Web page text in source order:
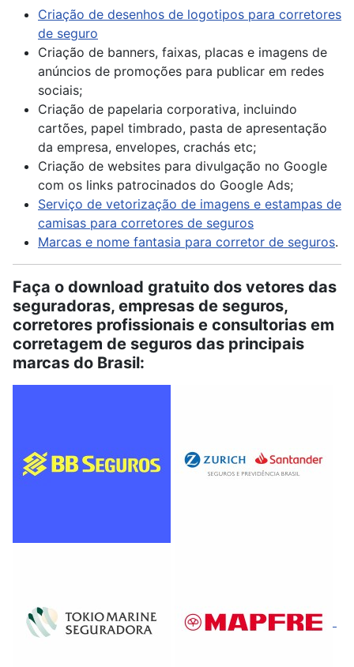
Criação de desenhos de logotipos para corretores
de seguro
Criação de banners, faixas, placas e imagens de
anúncios de promoções para publicar em redes
sociais;
Criação de papelaria corporativa, incluindo
cartões, papel timbrado, pasta de apresentação
da empresa, envelopes, crachás etc;
Criação de websites para divulgação no Google
com os links patrocinados do Google Ads;
Serviço de vetorização de imagens e estampas de
camisas para corretores de seguros
Marcas e nome fantasia para corretor de seguros.
Faça o download gratuito dos vetores das
seguradoras, empresas de seguros,
corretores profissionais e consultorias em
corretagem de seguros das principais
marcas do Brasil: